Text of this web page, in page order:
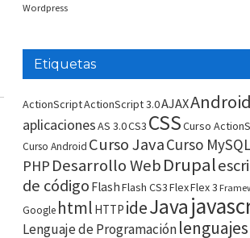
Wordpress
Etiquetas
ActionScriptActionScript 3.0AJAXAndroid
aplicacionesAS 3.0CS3 CSSCurso
Curso Android Curso JavaCurso MySQL
PHP Desarrollo WebDrupal
de código FlashFlash CS3FlexFlex 3
Google html HTTP ideJava
Lenguaje de Programación